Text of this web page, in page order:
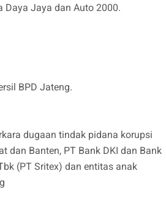
Daya Jaya dan Auto 2000.
BPD Jateng.
dugaan tindak pidana korupsi
dan Banten, PT Bank DKI dan Bank
(PT Sritex) dan entitas anak